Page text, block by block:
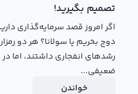
تصمیم بگیرید!
اگر امروز قصد سرمایه‌گذاری
رشدهای انفجاری داشتند، اما
ضعیفی...
خواندن